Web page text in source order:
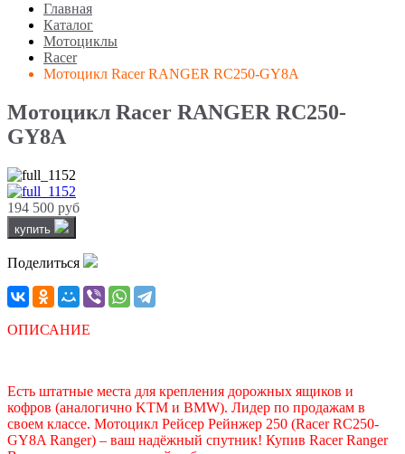
Главная
Каталог
Мотоциклы
Racer
Мотоцикл Racer RANGER RC250-GY8A
Мотоцикл Racer RANGER RC250-
GY8A
194 500 руб
купить
Поделиться
ОПИСАНИЕ
Есть штатные места для крепления дорожных ящиков и
кофров (аналогично KTM и BMW). Лидер по продажам в
своем классе. Мотоцикл Рейсер Рейнжер 250 (Racer RC250-
GY8A Ranger) – ваш надёжный спутник! Купив Racer Ranger